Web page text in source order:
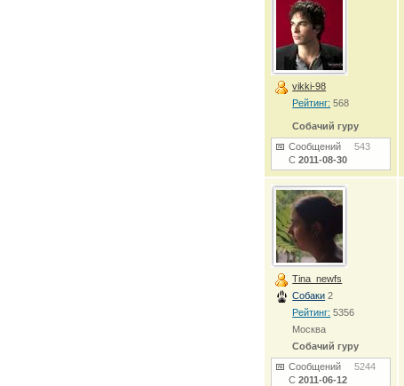
vikki-98
Рейтинг: 568
Собачий гуру
Сообщений543
С2011-08-30
Tina_newfs
Собаки 2
Рейтинг: 5356
Москва
Собачий гуру
Сообщений5244
С2011-06-12